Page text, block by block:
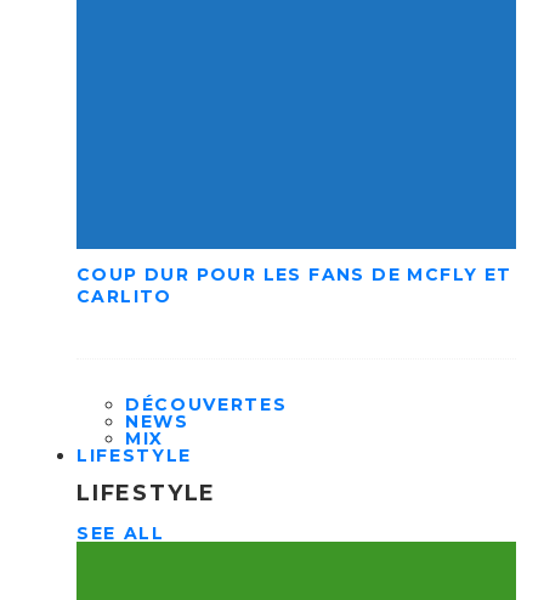
COUP DUR POUR LES FANS DE MCFLY ET
CARLITO
DÉCOUVERTES
NEWS
MIX
LIFESTYLE
LIFESTYLE
SEE ALL